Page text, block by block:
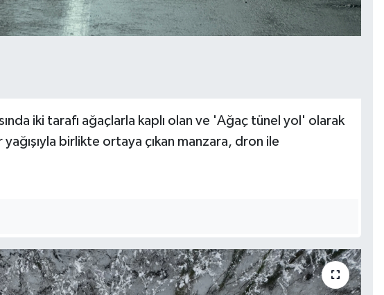
iki tarafı ağaçlarla kaplı olan ve 'Ağaç tünel yol' olarak
birlikte ortaya çıkan manzara, dron ile